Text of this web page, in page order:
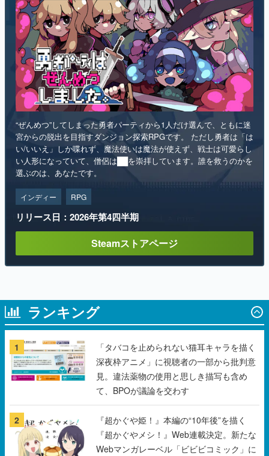
“ぜんめつ”してしまった勇者パーティから1人だけ選んで、ともに迷
宮からの脱出を目指すダンジョン探索RPGです。 ただし勇者は「は
い/いいえ」しか喋れず、魔法使いは魔法が使えず、戦士は可愛らし
い人形になっていて、僧侶は██を崇拝しています。誰を救うのかを
選ぶのは、あなたです。
インディー RPG
リリース日：2026年第4四半期
Steamストアページ
ランキング
1
「タバコを止められない猫耳キャラを描く
深夜枠アニメ」に視聴者の一部から批判意
見。違法薬物の使用と思しき描写も含め
て、BPOが議論を交わす
2
『超かぐや姫！』本編の“10年後”を描く
『超かぐやメシ！』Web連載決定。新たな
Webマンガレーベル「ビビビコミック」に